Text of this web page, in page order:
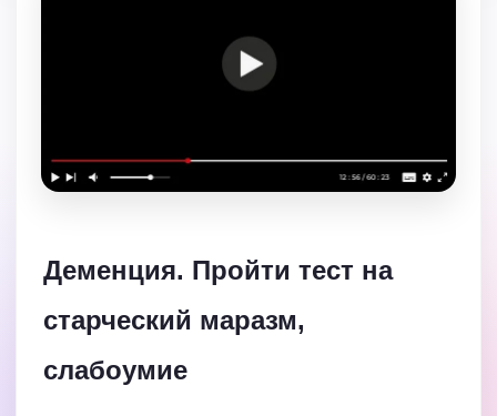
Деменция. Пройти тест на
старческий маразм,
слабоумие